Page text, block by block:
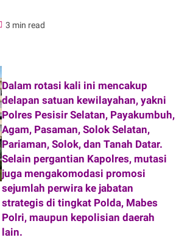
3 min read
Dalam rotasi kali ini mencakup
delapan satuan kewilayahan, yakni
Polres Pesisir Selatan, Payakumbuh,
Agam, Pasaman, Solok Selatan,
Pariaman, Solok, dan Tanah Datar.
Selain pergantian Kapolres, mutasi
juga mengakomodasi promosi
sejumlah perwira ke jabatan
strategis di tingkat Polda, Mabes
Polri, maupun kepolisian daerah
lain.